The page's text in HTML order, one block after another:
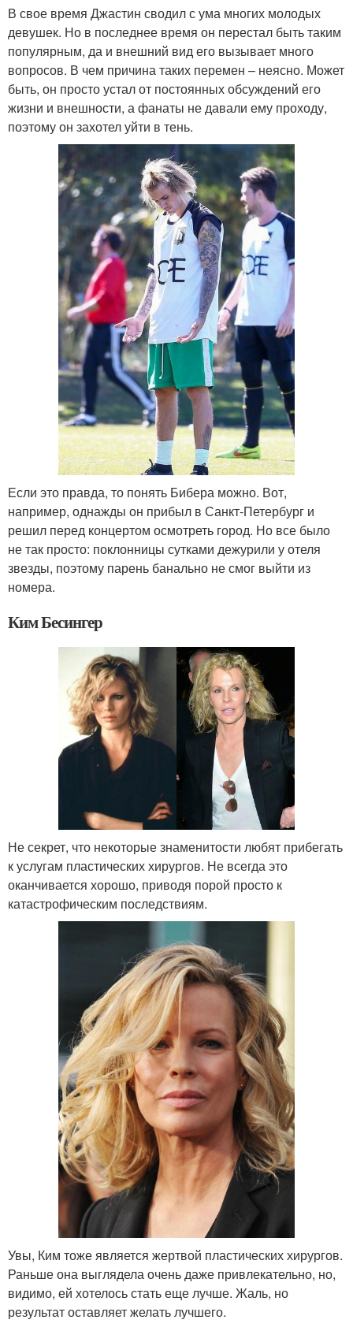
В свое время Джастин сводил с ума многих молодых
девушек. Но в последнее время он перестал быть таким
популярным, да и внешний вид его вызывает много
вопросов. В чем причина таких перемен – неясно. Может
быть, он просто устал от постоянных обсуждений его
жизни и внешности, а фанаты не давали ему проходу,
поэтому он захотел уйти в тень.
Если это правда, то понять Бибера можно. Вот,
например, однажды он прибыл в Санкт-Петербург и
решил перед концертом осмотреть город. Но все было
не так просто: поклонницы сутками дежурили у отеля
звезды, поэтому парень банально не смог выйти из
номера.
Ким Бесингер
Не секрет, что некоторые знаменитости любят прибегать
к услугам пластических хирургов. Не всегда это
оканчивается хорошо, приводя порой просто к
катастрофическим последствиям.
Увы, Ким тоже является жертвой пластических хирургов.
Раньше она выглядела очень даже привлекательно, но,
видимо, ей хотелось стать еще лучше. Жаль, но
результат оставляет желать лучшего.